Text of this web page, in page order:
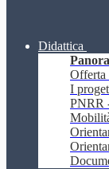
Didattica
Offerta
I
PNRR